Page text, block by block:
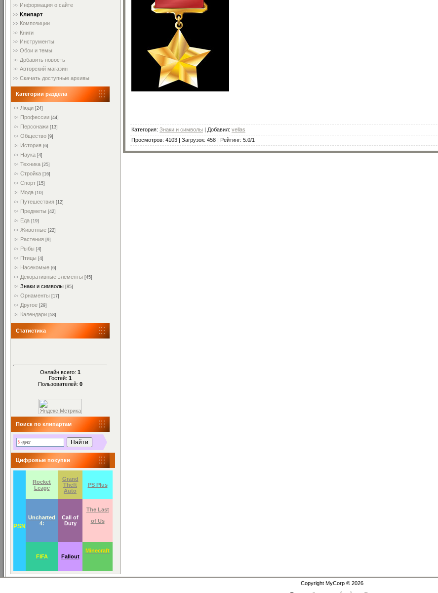
Информация о сайте
Клипарт
Композиции
Книги
Инструменты
Обои и темы
Добавить новость
Авторский магазин
Скачать доступные архивы
Категории раздела
Люди [24]
Профессии [44]
Персонажи [13]
Общество [9]
История [6]
Наука [4]
Техника [25]
Стройка [16]
Спорт [15]
Мода [10]
Путешествия [12]
Предметы [42]
Еда [19]
Животные [22]
Растения [9]
Рыбы [4]
Птицы [4]
Насекомые [6]
Декоративные элементы [45]
Знаки и символы [85]
Орнаменты [17]
Другое [29]
Календари [58]
Статистика
Онлайн всего: 1
Гостей: 1
Пользователей: 0
Поиск по клипартам
Цифровые покупки
PSN
Rocket
Leage
Grand
Theft
Auto
PS Plus
Uncharted
4:
Call of
Duty
The Last
of Us
FIFA Fallout
Minecraft
Категория: Знаки и символы | Добавил: vellas
Просмотров: 4103 | Загрузок: 458 | Рейтинг: 5.0/1
Copyright MyCorp © 2026